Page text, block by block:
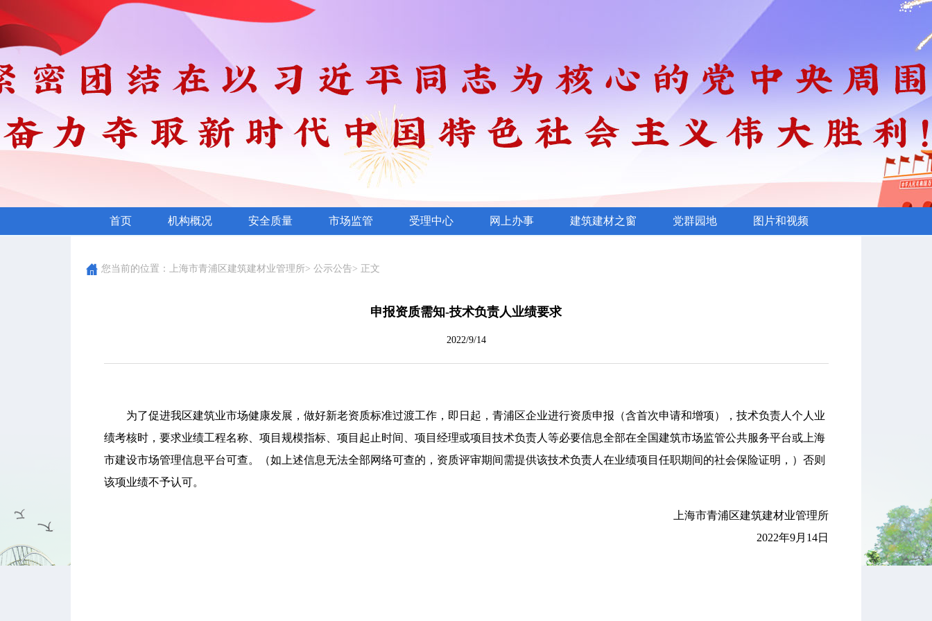
首页 机构概况 安全质量 市场监管 受理中心 网上办事 建筑建材之窗 党群园地 图片和视频
您当前的位置： 上海市青浦区建筑建材业管理所> 公示公告> 正文
申报资质需知-技术负责人业绩要求
2022/9/14
为了促进我区建筑业市场健康发展，做好新老资质标准过渡工作，即日起，青浦区企业进行资质申报（含首次申请和增项），技术负责人个人业
绩考核时，要求业绩工程名称、项目规模指标、项目起止时间、项目经理或项目技术负责人等必要信息全部在全国建筑市场监管公共服务平台或上海
市建设市场管理信息平台可查。（如上述信息无法全部网络可查的，资质评审期间需提供该技术负责人在业绩项目任职期间的社会保险证明，）否则
该项业绩不予认可。
上海市青浦区建筑建材业管理所
2022年9月14日